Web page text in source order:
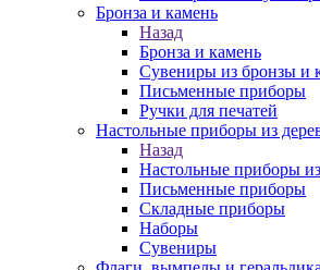
Бронза и камень
Назад
Бронза и камень
Сувениры из бронзы и
Письменные приборы
Ручки для печатей
Настольные приборы из
Назад
Настольные приборы из
Письменные приборы
Складные приборы
Наборы
Сувениры